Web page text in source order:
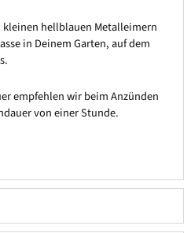
kleinen hellblauen Metalleimern
in Deinem Garten, auf dem
empfehlen wir beim Anzünden
von einer Stunde.